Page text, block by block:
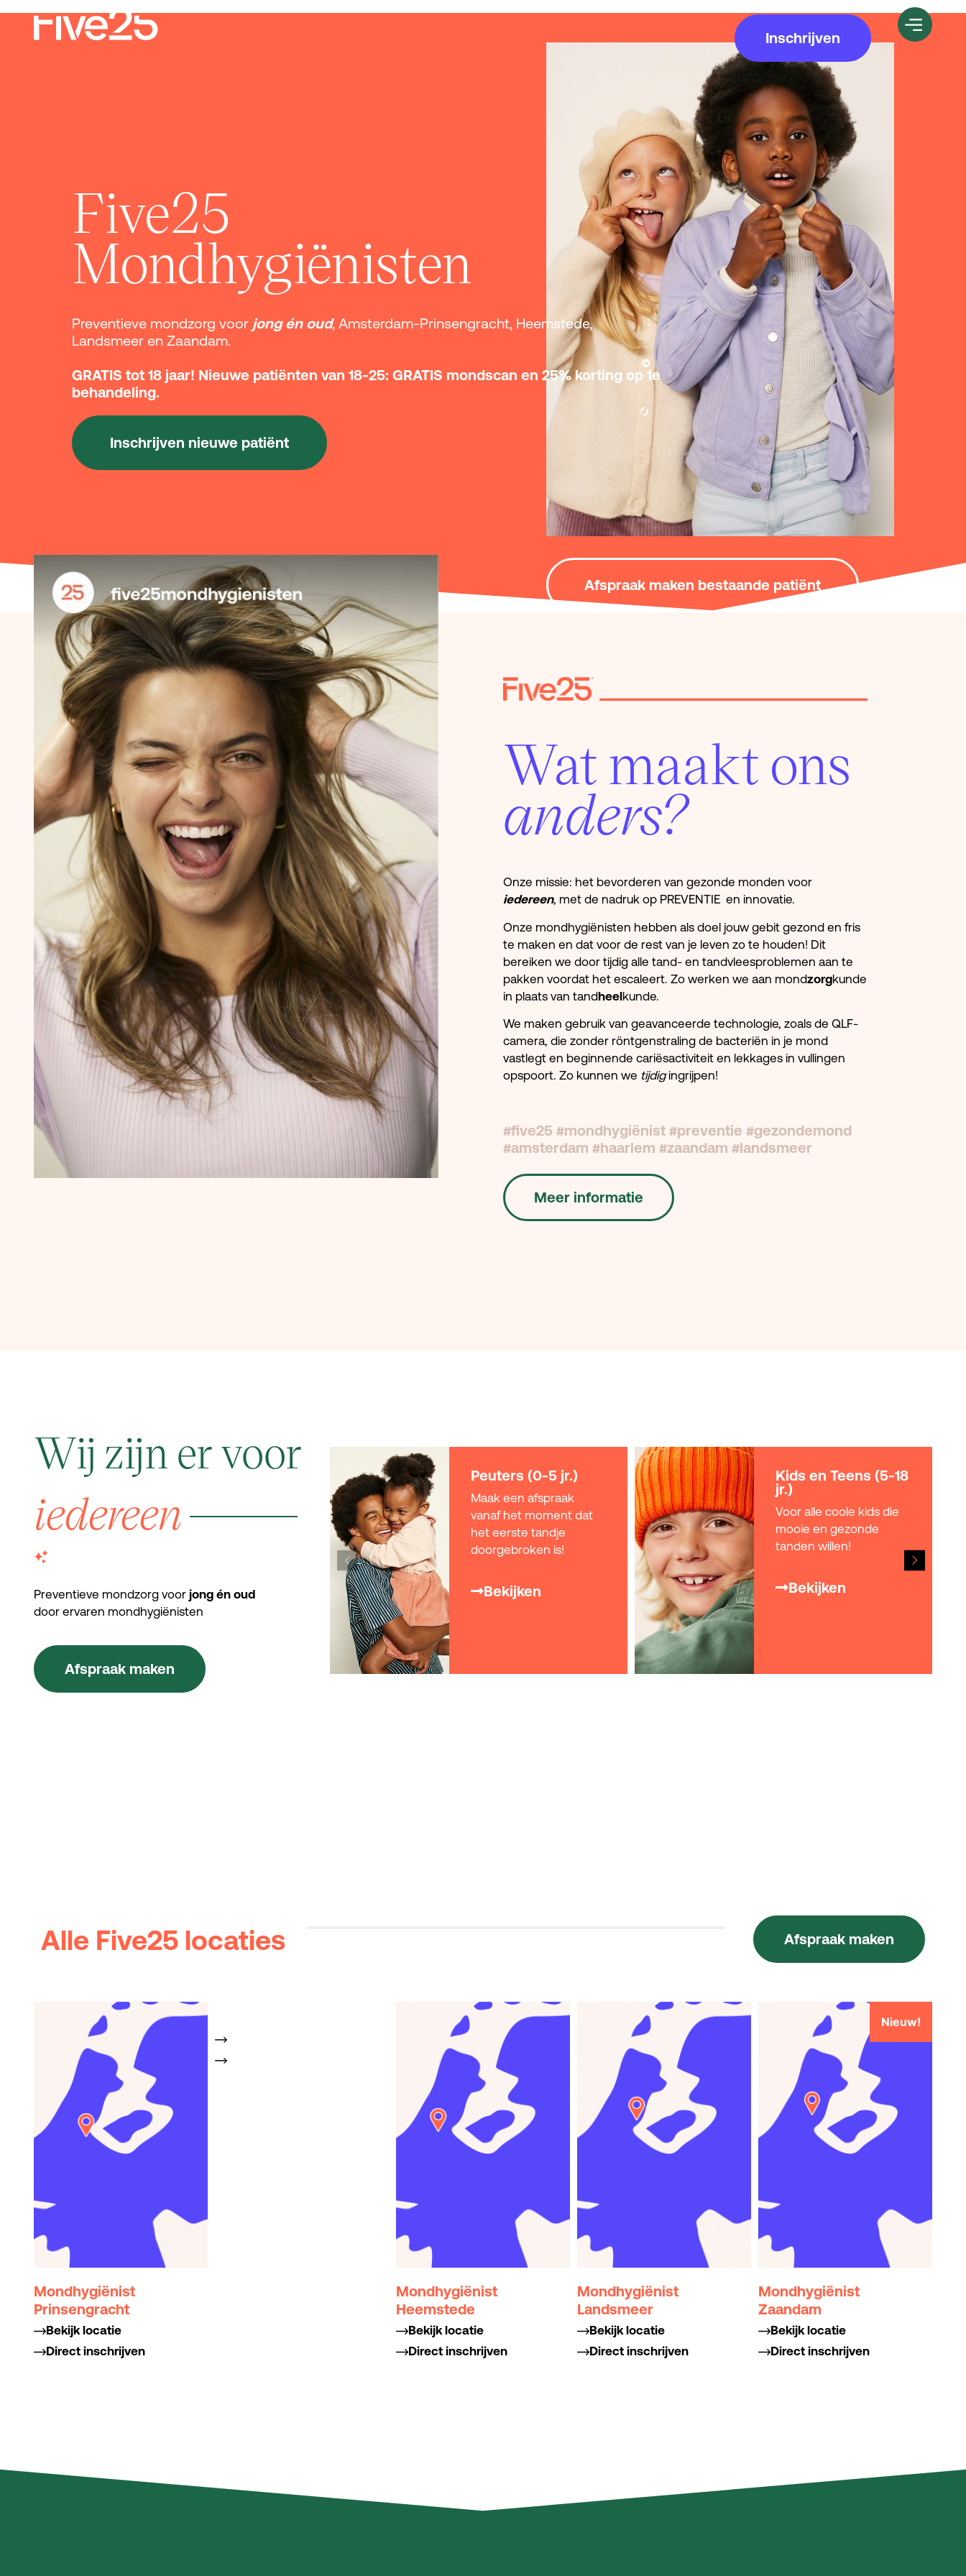
Inschrijven
Five25
Mondhygiënisten
Preventieve mondzorg voor jong én oud, Amsterdam-Prinsengracht, Heemstede,
Landsmeer en Zaandam.
GRATIS tot 18 jaar! Nieuwe patiënten van 18-25: GRATIS mondscan en 25% korting op 1e
behandeling.
Inschrijven nieuwe patiënt
Afspraak maken bestaande patiënt
Wat maakt ons
anders?
Onze missie: het bevorderen van gezonde monden voor
iedereen, met de nadruk op PREVENTIE en innovatie.
Onze mondhygiënisten hebben als doel jouw gebit gezond en fris
te maken en dat voor de rest van je leven zo te houden! Dit
bereiken we door tijdig alle tand- en tandvleesproblemen aan te
pakken voordat het escaleert. Zo werken we aan mondzorgkunde
in plaats van tandheelkunde.
We maken gebruik van geavanceerde technologie, zoals de QLF-
camera, die zonder röntgenstraling de bacteriën in je mond
vastlegt en beginnende cariësactiviteit en lekkages in vullingen
opspoort. Zo kunnen we tijdigingrijpen!
#five25 #mondhygiënist #preventie #gezondemond
#amsterdam #haarlem #zaandam #landsmeer
Meer informatie
Wij zijn er voor
iedereen
Preventieve mondzorg voor jong én oud
door ervaren mondhygiënisten
Afspraak maken
vanaf het moment dat
het eerste tandje
Bekijken
Kids en Teens (5-18
Voor alle coole kids die
mooie en gezonde
tanden willen!
Bekijken
Jongeren (18-25 jr.)
Het is niet alleen
belangrijk om voor je
mondgezondheid te
zorgen, maar ook fijn
om te weten dat je gebit
helemaal schoon en fris
Alle Five25 locaties Afspraak maken
Mondhygiënist
Prinsengracht
Bekijk locatie
Direct inschrijven
Mondhygiënist
Heemstede
Bekijk locatie
Direct inschrijven
Mondhygiënist
Landsmeer
Bekijk locatie
Direct inschrijven
Mondhygiënist
Zaandam
Bekijk locatie
Direct inschrijven